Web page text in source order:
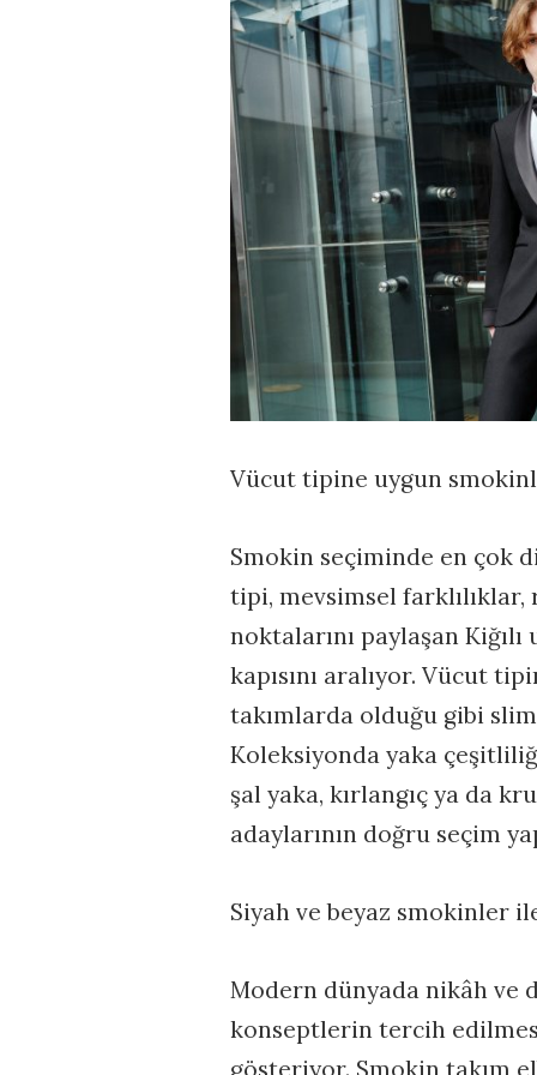
Vücut tipine uygun
Smokin seçiminde en çok
tipi, mevsimsel
noktalarını paylaşan
kapısını aralıyor. Vücut
takımlarda olduğu gibi
Koleksiyonda yaka
şal yaka, kırlangıç ya da
adaylarının doğru seçim
Siyah ve beyaz smokinler
Modern dünyada nikâh ve
konseptlerin tercih
gösteriyor. Smokin takım